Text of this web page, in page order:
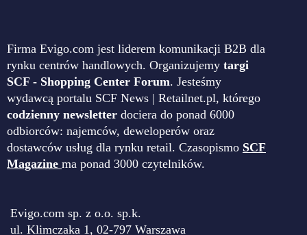
Firma Evigo.com jest liderem komunikacji B2B dla
rynku centrów handlowych. Organizujemy targi
SCF - Shopping Center Forum. Jesteśmy
wydawcą portalu SCF News | Retailnet.pl, którego
codzienny newsletter dociera do ponad 6000
odbiorców: najemców, deweloperów oraz
dostawców usług dla rynku retail. Czasopismo SCF
Magazine ma ponad 3000 czytelników.
Evigo.com sp. z o.o. sp.k.
ul. Klimczaka 1, 02-797 Warszawa